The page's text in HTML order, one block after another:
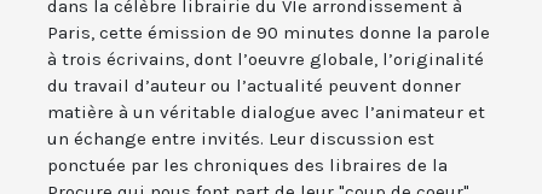
dans la célèbre librairie du VIe arrondissement à
Paris, cette émission de 90 minutes donne la parole
à trois écrivains, dont l’oeuvre globale, l’originalité
du travail d’auteur ou l’actualité peuvent donner
matière à un véritable dialogue avec l’animateur et
un échange entre invités. Leur discussion est
ponctuée par les chroniques des libraires de la